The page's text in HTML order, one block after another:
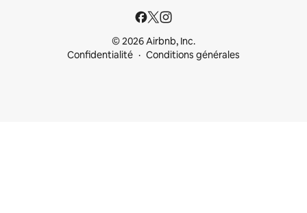
© 2026 Airbnb, Inc.
Confidentialité
Conditions générales